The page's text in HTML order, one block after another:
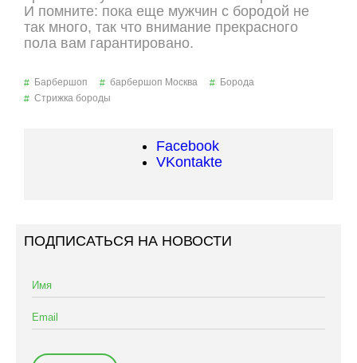
И помните: пока еще мужчин с бородой не
так много, так что внимание прекрасного
пола вам гарантировано.
Барбершоп барбершоп Москва
Борода
Стрижка бороды
Facebook
VKontakte
ПОДПИСАТЬСЯ НА НОВОСТИ